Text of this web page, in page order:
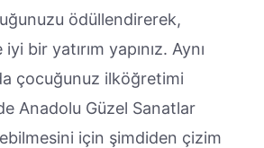
ödüllendirerek,
bir yatırım yapınız. Aynı
çocuğunuz ilköğretimi
Anadolu Güzel Sanatlar
için şimdiden çizim